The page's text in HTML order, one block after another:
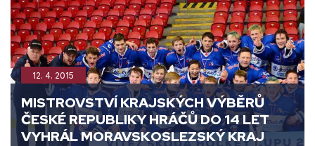
12. 4. 2015
MISTROVSTVÍ KRAJSKÝCH VÝBĚRŮ
ČESKÉ REPUBLIKY HRÁČŮ DO 14 LET
VYHRÁL MORAVSKOSLEZSKÝ KRAJ